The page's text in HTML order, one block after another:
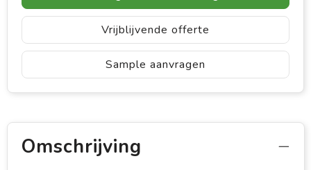
Vrijblijvende offerte
Sample aanvragen
Omschrijving